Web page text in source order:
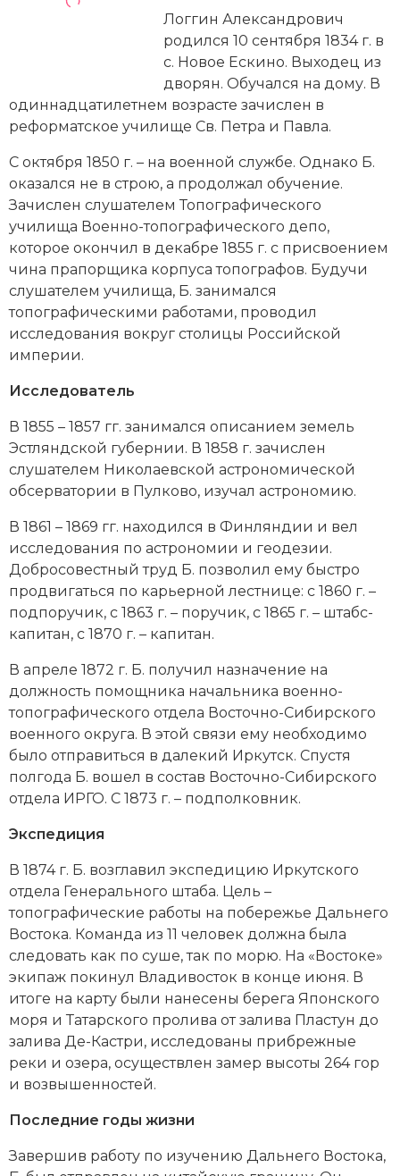
Генеалогия, геральдика
Государство и право
Империи
Историческая география и топонимика
История материальной и духовной культуры
История международных отношений
История, философия, теория и методология
исторического знания
Итория международных отношений
Новая история
Новейшая история
Нумизматика
Образование
Общественные объединения и организации
Политическая история
Религия и церковь
Россия
Северная Америка
СССР
Южная Америка
Логгин Александрович
родился 10 сентября 1834 г. в
с. Новое Ескино. Выходец из
дворян. Обучался на дому. В
одиннадцатилетнем возрасте зачислен в
реформатское училище Св. Петра и Павла.
С октября 1850 г. – на военной службе. Однако Б.
оказался не в строю, а продолжал обучение.
Зачислен слушателем Топографического
училища Военно-топографического депо,
которое окончил в декабре 1855 г. с присвоением
чина прапорщика корпуса топографов. Будучи
слушателем училища, Б. занимался
топографическими работами, проводил
исследования вокруг столицы Российской
империи.
Исследователь
В 1855 – 1857 гг. занимался описанием земель
Эстляндской губернии. В 1858 г. зачислен
слушателем Николаевской астрономической
обсерватории в Пулково, изучал астрономию.
В 1861 – 1869 гг. находился в Финляндии и вел
исследования по астрономии и геодезии.
Добросовестный труд Б. позволил ему быстро
продвигаться по карьерной лестнице: с 1860 г. –
подпоручик, с 1863 г. – поручик, с 1865 г. – штабс-
капитан, с 1870 г. – капитан.
В апреле 1872 г. Б. получил назначение на
должность помощника начальника военно-
топографического отдела Восточно-Сибирского
военного округа. В этой связи ему необходимо
было отправиться в далекий Иркутск. Спустя
полгода Б. вошел в состав Восточно-Сибирского
отдела ИРГО. С 1873 г. – подполковник.
Экспедиция
В 1874 г. Б. возглавил экспедицию Иркутского
отдела Генерального штаба. Цель –
топографические работы на побережье Дальнего
Востока. Команда из 11 человек должна была
следовать как по суше, так по морю. На «Востоке»
экипаж покинул Владивосток в конце июня. В
итоге на карту были нанесены берега Японского
моря и Татарского пролива от залива Пластун до
залива Де-Кастри, исследованы прибрежные
реки и озера, осуществлен замер высоты 264 гор
и возвышенностей.
Последние годы жизни
Завершив работу по изучению Дальнего Востока,